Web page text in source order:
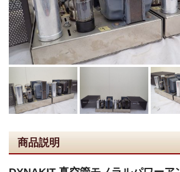
商品説明